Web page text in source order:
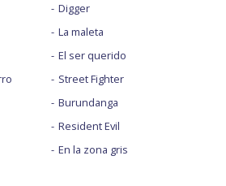
Digger
La maleta
El ser querido
Street Fighter
Burundanga
Resident Evil
En la zona gris